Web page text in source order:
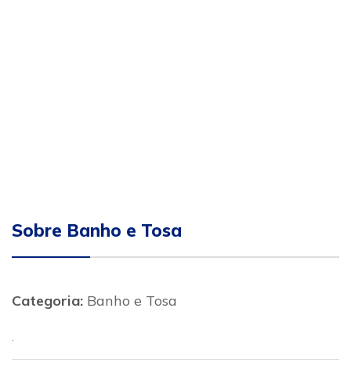
Sobre Banho e Tosa
Categoria: Banho e Tosa
.